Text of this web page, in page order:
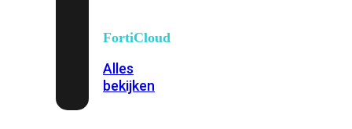
FortiCloud
Alles
bekijken